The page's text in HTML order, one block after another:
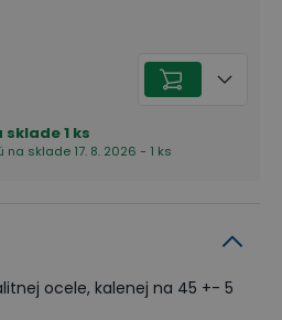
sklade1 ks
na sklade 17. 8. 2026 - 1 ks
ocele, kalenej na 45 +- 5